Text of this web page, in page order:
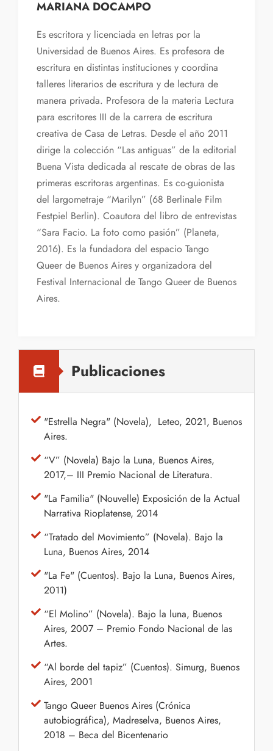
MARIANA DOCAMPO
Es escritora y licenciada en letras por la
Universidad de Buenos Aires. Es profesora de
escritura en distintas instituciones y coordina
talleres literarios de escritura y de lectura de
manera privada. Profesora de la materia Lectura
para escritores III de la carrera de escritura
creativa de Casa de Letras. Desde el año 2011
dirige la colección “Las antiguas” de la editorial
Buena Vista dedicada al rescate de obras de las
primeras escritoras argentinas. Es co-guionista
del largometraje “Marilyn” (68 Berlinale Film
Festpiel Berlin). Coautora del libro de entrevistas
“Sara Facio. La foto como pasión” (Planeta,
2016). Es la fundadora del espacio Tango
Queer de Buenos Aires y organizadora del
Festival Internacional de Tango Queer de Buenos
Aires.
Publicaciones
"Estrella Negra" (Novela), Leteo, 2021, Buenos
Aires.
“V” (Novela) Bajo la Luna, Buenos Aires,
2017,– III Premio Nacional de Literatura.
"La Familia" (Nouvelle) Exposición de la Actual
Narrativa Rioplatense, 2014
“Tratado del Movimiento” (Novela). Bajo la
Luna, Buenos Aires, 2014
"La Fe" (Cuentos). Bajo la Luna, Buenos Aires,
2011)
“El Molino” (Novela). Bajo la luna, Buenos
Aires, 2007 – Premio Fondo Nacional de las
Artes.
“Al borde del tapiz” (Cuentos). Simurg, Buenos
Aires, 2001
Tango Queer Buenos Aires (Crónica
autobiográfica), Madreselva, Buenos Aires,
2018 – Beca del Bicentenario